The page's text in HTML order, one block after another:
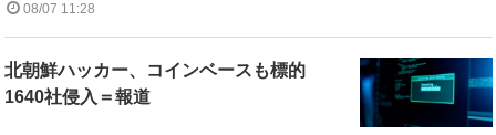
08/07 11:28
北朝鮮ハッカー、コインベースも標的
1640社侵入＝報道